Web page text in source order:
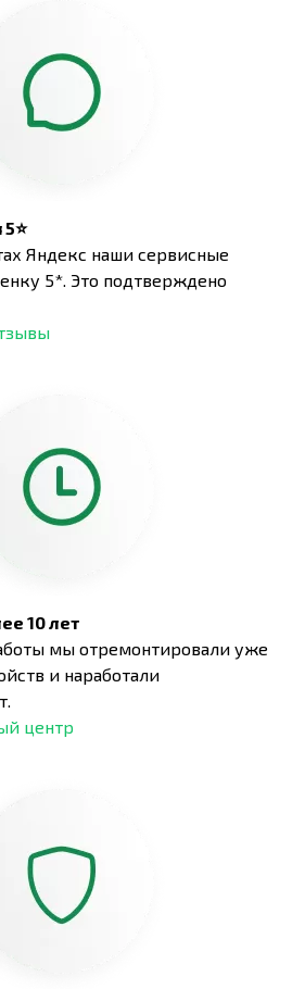
Яндекс наши сервисные
5*. Это подтверждено
10 лет
мы отремонтировали уже
и наработали
центр